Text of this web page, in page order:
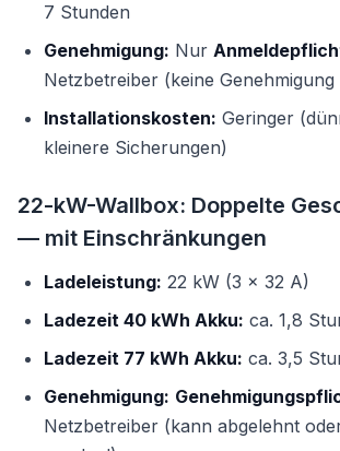
7 Stunden
Genehmigung: Nur
Netzbetreiber (keine Genehmigung
Installationskosten: Geringer
kleinere Sicherungen)
22-kW-Wallbox: Doppelte
— mit Einschränkungen
Ladeleistung: 22 kW (3 × 32 A)
Ladezeit 40 kWh Akku: ca. 1,8
Ladezeit 77 kWh Akku: ca. 3,5
Genehmigung:
Netzbetreiber (kann abgelehnt